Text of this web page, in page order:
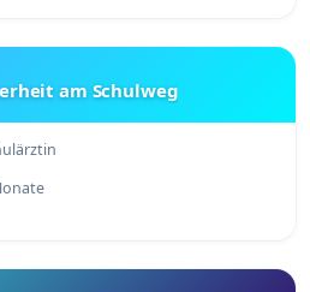
am Schulweg